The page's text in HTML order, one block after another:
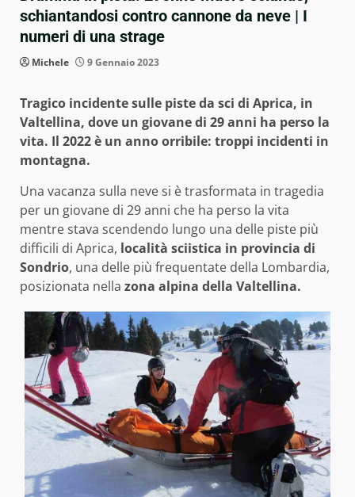
schiantandosi contro cannone da neve | I
numeri di una strage
Michele 9 Gennaio 2023
Tragico incidente sulle piste da sci di Aprica, in
Valtellina, dove un giovane di 29 anni ha perso la
vita. Il 2022 è un anno orribile: troppi incidenti in
montagna.
Una vacanza sulla neve si è trasformata in tragedia
per un giovane di 29 anni che ha perso la vita
mentre stava scendendo lungo una delle piste più
difficili di Aprica, località sciistica in provincia di
Sondrio, una delle più frequentate della Lombardia,
posizionata nella zona alpina della Valtellina.